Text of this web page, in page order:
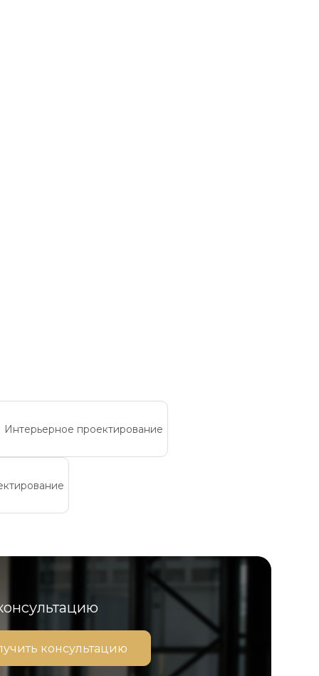
Интерьерное проектирование